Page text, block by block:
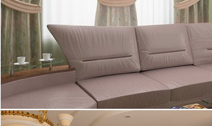
15.09.2005